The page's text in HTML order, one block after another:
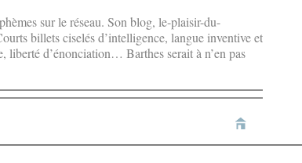
sur le réseau. Son blog, le-plaisir-du-
billets ciselés d’intelligence, langue inventive et
liberté d’énonciation… Barthes serait à n’en pas